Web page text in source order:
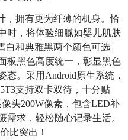
，拥有更为纤薄的机身。恰
时，将体验细腻如婴儿肌肤
白和典雅黑两个颜色可选
板黑色高度统一，彰显黑色
态。采用Android原生系统，
支持双卡双待，十分贴
头200W像素，包含LED补
需求，轻松随心记录生活。
比突出！